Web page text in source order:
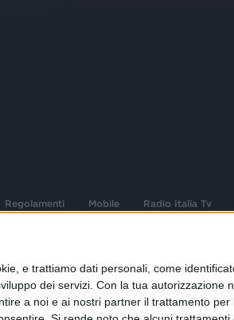
e trattiamo dati personali, come
dei servizi. Con la tua autorizzazione
a noi e ai nostri partner il trattamento
Regolamenti Mobile Radio Italia Tv
Sede Amministrativa: Viale Europa 49,
02 25444220
Sede Legale: Via Savona 97, 20144 Milano